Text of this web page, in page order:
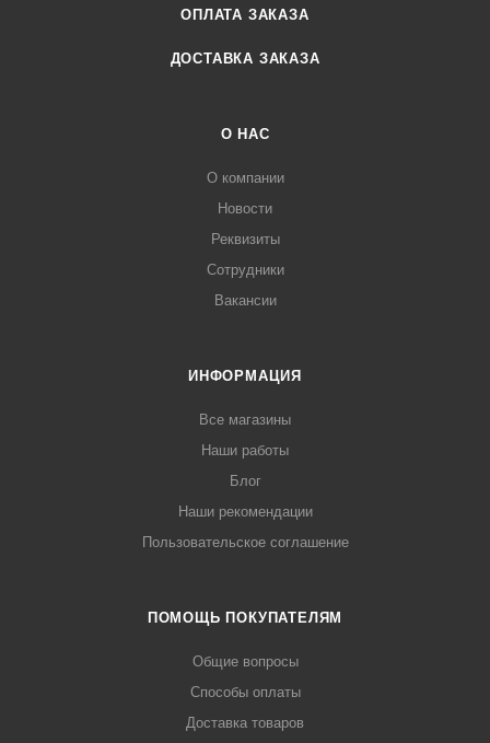
ОПЛАТА ЗАКАЗА
ДОСТАВКА ЗАКАЗА
О НАС
О компании
Новости
Реквизиты
Сотрудники
Вакансии
ИНФОРМАЦИЯ
Все магазины
Наши работы
Блог
Наши рекомендации
Пользовательское соглашение
ПОМОЩЬ ПОКУПАТЕЛЯМ
Общие вопросы
Способы оплаты
Доставка товаров